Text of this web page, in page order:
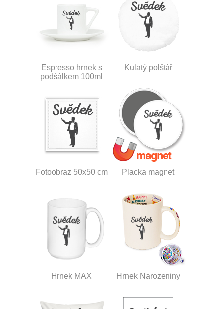
Espresso hrnek s
podšálkem 100ml
Kulatý polštář
Fotoobraz 50x50 cm Placka magnet
Hrnek MAX Hrnek Narozeniny